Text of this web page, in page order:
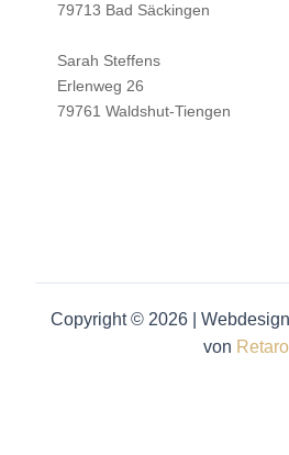
79713 Bad Säckingen
Sarah Steffens
Erlenweg 26
79761 Waldshut-Tiengen
Copyright © 2026 |
von Retaro